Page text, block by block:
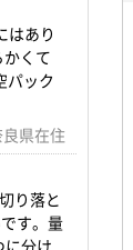
はあり
くて
パック
県在住
り落と
す。量
に分け